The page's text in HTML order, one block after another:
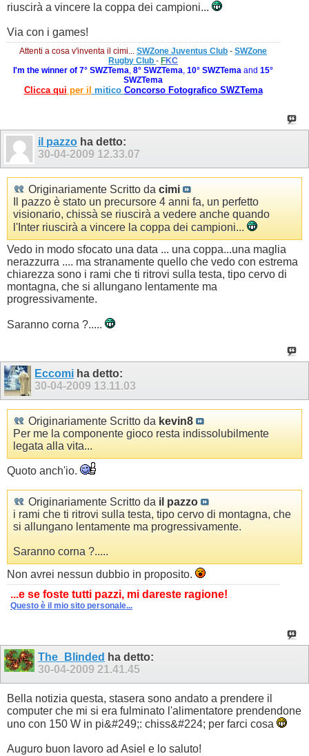
riuscirà a vincere la coppa dei campioni...
Via con i games!
Attenti a cosa v'inventa il cimi... SWZone Juventus Club -SWZone
Rugby Club- FKC
I'm the winner of 7° SWZTema,8° SWZTema,10° SWZTema and15°
SWZTema
Clicca qui per il mitico Concorso Fotografico SWZTema
il pazzo ha detto:
30-04-2009 12.33.07
Originariamente Scritto da cimi
Il pazzo è stato un precursore 4 anni fa, un perfetto
visionario, chissà se riuscirà a vedere anche quando
l'Inter riuscirà a vincere la coppa dei campioni...
Vedo in modo sfocato una data ... una coppa...una maglia
nerazzurra .... ma stranamente quello che vedo con estrema
chiarezza sono i rami che ti ritrovi sulla testa, tipo cervo di
montagna, che si allungano lentamente ma
progressivamente.
Saranno corna ?.....
Eccomi ha detto:
30-04-2009 13.11.03
Originariamente Scritto da kevin8
Per me la componente gioco resta indissolubilmente
legata alla vita...
Quoto anch'io.
Originariamente Scritto da il pazzo
i rami che ti ritrovi sulla testa, tipo cervo di montagna, che
si allungano lentamente ma progressivamente.
Saranno corna ?.....
Non avrei nessun dubbio in proposito.
...e se foste tutti pazzi, mi dareste ragione!
Questo è il mio sito personale...
The_Blinded ha detto:
30-04-2009 21.41.45
Bella notizia questa, stasera sono andato a prendere il
computer che mi si era fulminato l'alimentatore prendendone
uno con 150 W in pi&#249;: chiss&#224; per farci cosa
Auguro buon lavoro ad Asiel e lo saluto!